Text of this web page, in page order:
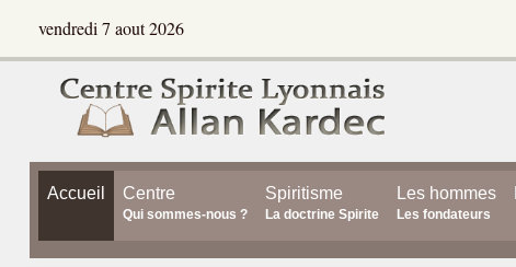
vendredi 7 aout 2026
Accueil Centre
Qui sommes-nous ?
Spiritisme
La doctrine Spirite
Les hommes
Les fondateurs